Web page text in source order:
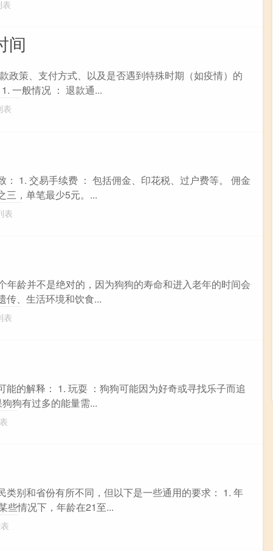
表
间
政策、支付方式、以及是否遇到特殊时期（如疫情）的
一般情况 ： 退款通...
表
1. 交易手续费 ： 包括佣金、印花税、过户费等。 佣金
三，单笔最少5元。...
表
年龄并不是绝对的，因为狗狗的寿命和进入老年的时间会
传、生活环境和饮食...
表
的解释： 1. 玩耍 ：狗狗可能因为好奇或寻找乐子而追
狗有过多的能量需...
别和省份有所不同，但以下是一些通用的要求： 1. 年
些情况下，年龄在21至...